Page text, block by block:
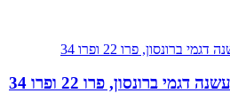
ברונסון, פרו 22 ופרו 34